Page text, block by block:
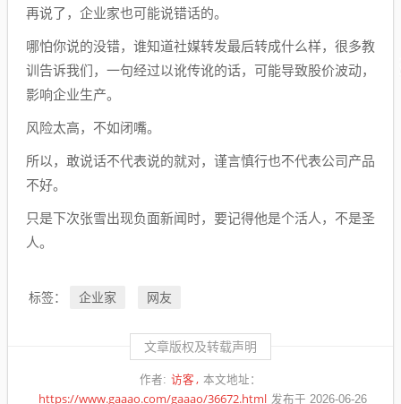
再说了，企业家也可能说错话的。
哪怕你说的没错，谁知道社媒转发最后转成什么样，很多教
训告诉我们，一句经过以讹传讹的话，可能导致股价波动，
影响企业生产。
风险太高，不如闭嘴。
所以，敢说话不代表说的就对，谨言慎行也不代表公司产品
不好。
只是下次张雪出现负面新闻时，要记得他是个活人，不是圣
人。
标签： 企业家 网友
文章版权及转载声明
作者: 访客 本文地址：
https://www.gaaao.com/gaaao/36672.html 发布于 2026-06-26